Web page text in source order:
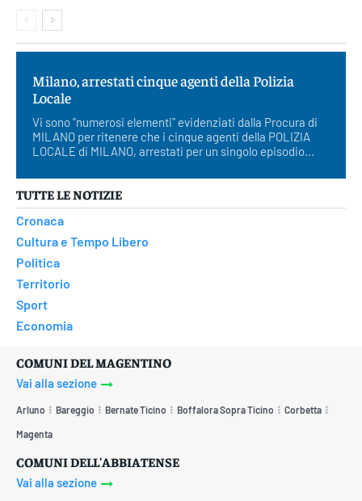
Milano, arrestati cinque agenti della Polizia
Locale
Vi sono "numerosi elementi" evidenziati dalla Procura di
MILANO per ritenere che i cinque agenti della POLIZIA
LOCALE di MILANO, arrestati per un singolo episodio...
TUTTE LE NOTIZIE
Cronaca
Cultura e Tempo Libero
Politica
Territorio
Sport
Economia
COMUNI DEL MAGENTINO
Vai alla sezione
Arluno Bareggio Bernate Ticino Boffalora Sopra Ticino Corbetta
Magenta
COMUNI DELL'ABBIATENSE
Vai alla sezione